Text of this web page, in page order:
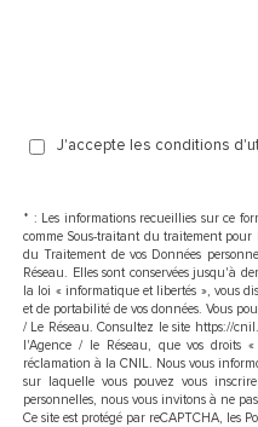
J'accepte les conditions
* : Les informations recueillies sur ce
comme Sous-traitant du traitement pour
du Traitement de vos Données
Réseau. Elles sont conservées jusqu'à
la loi « informatique et libertés », vous
et de portabilité de vos données. Vous
/ Le Réseau. Consultez le site https://
l'Agence / le Réseau, que vos droits
réclamation à la CNIL. Nous vous
sur laquelle vous pouvez vous
personnelles, nous vous invitons à ne
Ce site est protégé par reCAPTCHA, les